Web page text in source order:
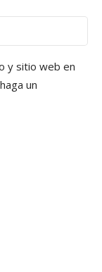
y sitio web en
un